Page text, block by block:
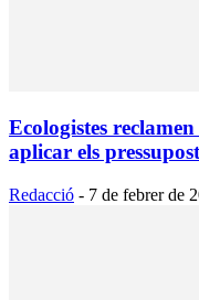
Ecologistes
aplicar els
Redacció - 7 de febrer de